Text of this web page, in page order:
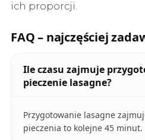
ich proporcji.
FAQ – najczęściej
Ile czasu zajmuje
pieczenie lasagne?
Przygotowanie lasagne
pieczenia to kolejne 45 minut.